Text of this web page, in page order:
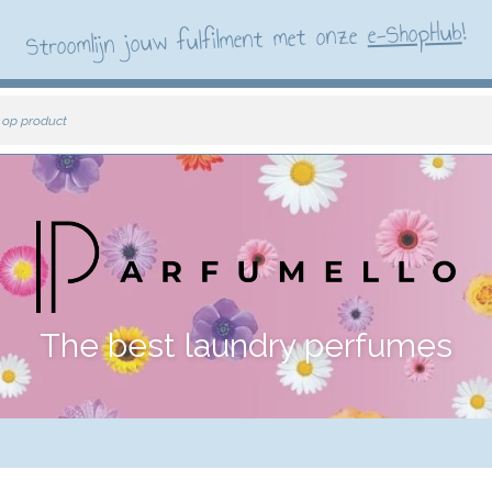
Stroomlijn jouw fulfilment met onzee-ShopHub!
op product
The best laundry perfumes